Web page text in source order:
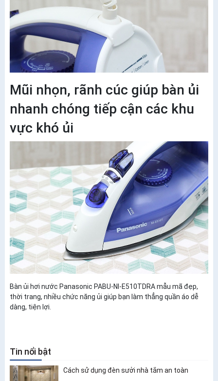
Mũi nhọn, rãnh cúc giúp bàn ủi
nhanh chóng tiếp cận các khu
vực khó ủi
Bàn ủi hơi nước Panasonic PABU-NI-E510TDRA mẫu mã đẹp,
thời trang, nhiều chức năng ủi giúp bạn làm thẳng quần áo dễ
dàng, tiện lợi.
Tin nổi bật
Cách sử dụng đèn sưởi nhà tắm an toàn